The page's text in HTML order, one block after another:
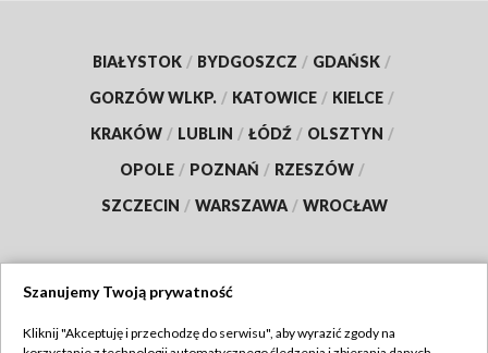
BIAŁYSTOK / BYDGOSZCZ / GDAŃSK /
GORZÓW WLKP. / KATOWICE / KIELCE /
KRAKÓW / LUBLIN / ŁÓDŹ / OLSZTYN /
OPOLE / POZNAŃ / RZESZÓW /
SZCZECIN / WARSZAWA / WROCŁAW
Szanujemy Twoją prywatność
Kliknij "Akceptuję i przechodzę do serwisu", aby wyrazić zgody na